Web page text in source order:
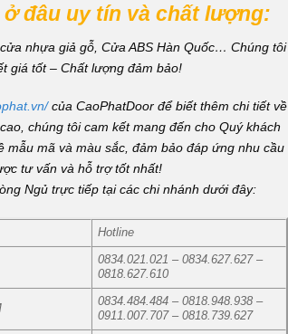
đâu uy tín và chất lượng:
nhựa giả gỗ, Cửa ABS Hàn Quốc… Chúng tôi
giá tốt – Chất lượng đảm bảo!
của CaoPhatDoor để biết thêm chi tiết về
chúng tôi cam kết mang đến cho Quý khách
mã và màu sắc, đảm bảo đáp ứng nhu cầu
tư vấn và hỗ trợ tốt nhất!
Ngủ trực tiếp tại các chi nhánh dưới đây:
Hotline
0834.021.021 – 0834.627.627 –
0818.627.610
0834.484.484 – 0818.948.938 –
0911.007.707 – 0818.739.627